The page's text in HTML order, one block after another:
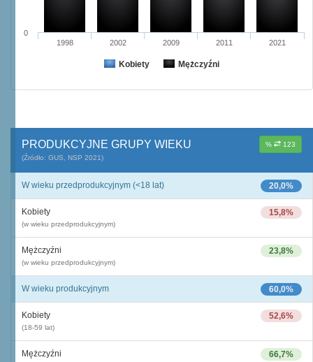
Kobiety Mężczyźni
1998 2002 2009 2011 2021
0
% 123
PRODUKCYJNE GRUPY WIEKU
(Źródło: GUS, NSP 2021)
20,0%
W wieku przedprodukcyjnym (<18 lat)
15,8%
Kobiety
(w wieku przedprodukcyjnym)
23,8%
Mężczyźni
(w wieku przedprodukcyjnym)
60,0%
W wieku produkcyjnym
52,6%
Kobiety
(18-59 lat)
66,7%
Mężczyźni